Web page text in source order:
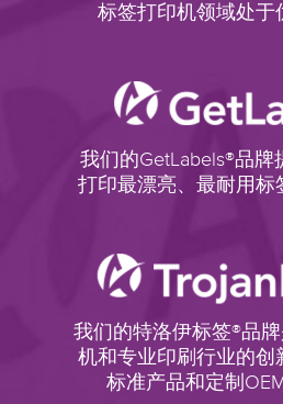
标签打印机领域处于
我们的GetLabels®品牌
打印最漂亮、最耐用标
我们的特洛伊标签®品
机和专业印刷行业的创
标准产品和定制